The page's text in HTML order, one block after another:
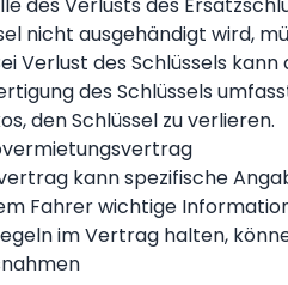
nicht ausgehändigt wird,
Verlust des Schlüssels
des Schlüssels
den Schlüssel zu verlieren.
kann spezifische
Fahrer wichtige
im Vertrag halten,